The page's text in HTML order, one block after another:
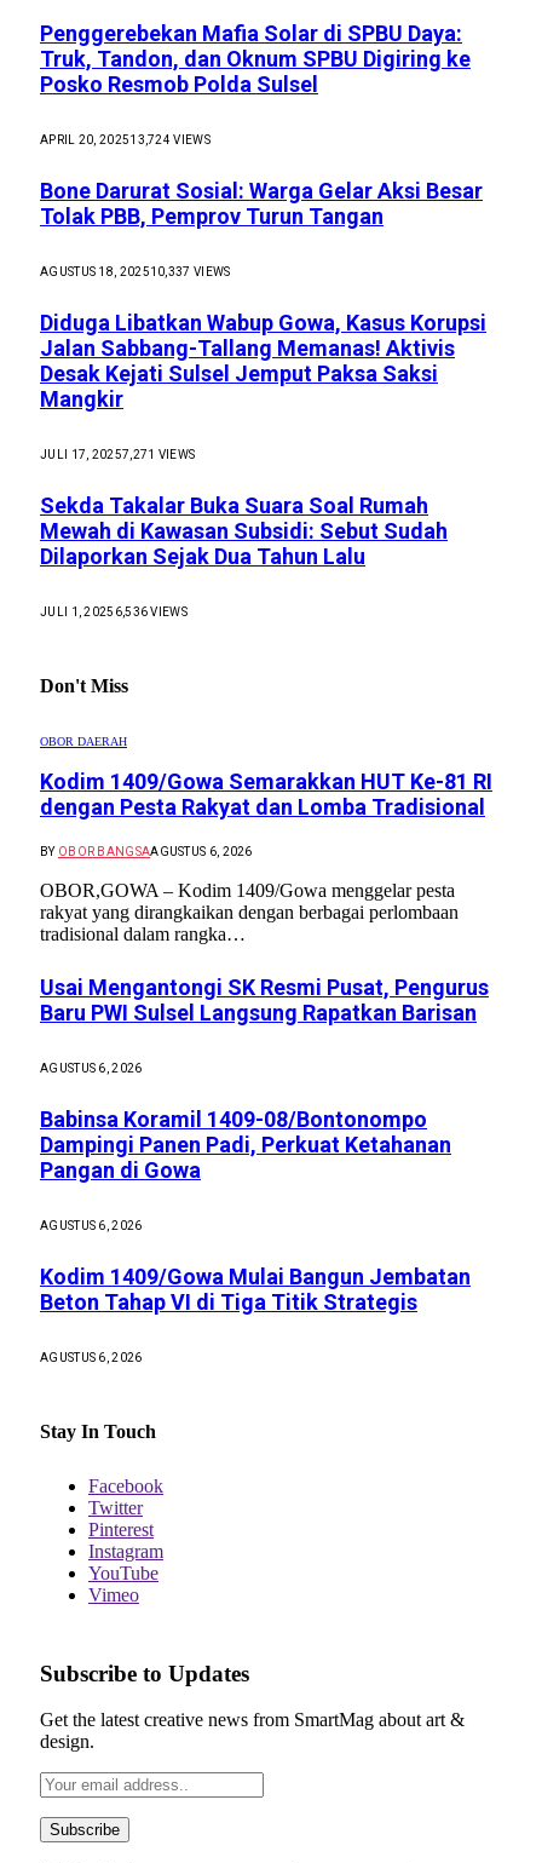
Penggerebekan Mafia Solar di SPBU Daya:
Truk, Tandon, dan Oknum SPBU Digiring ke
Posko Resmob Polda Sulsel
APRIL 20, 202513,724VIEWS
Bone Darurat Sosial: Warga Gelar Aksi Besar
Tolak PBB, Pemprov Turun Tangan
AGUSTUS 18, 202510,337 VIEWS
Diduga Libatkan Wabup Gowa, Kasus Korupsi
Jalan Sabbang-Tallang Memanas! Aktivis
Desak Kejati Sulsel Jemput Paksa Saksi
Mangkir
JULI 17, 20257,271 VIEWS
Sekda Takalar Buka Suara Soal Rumah
Mewah di Kawasan Subsidi: Sebut Sudah
Dilaporkan Sejak Dua Tahun Lalu
JULI 1, 2025 6,536VIEWS
Don't Miss
OBOR DAERAH
Kodim 1409/Gowa Semarakkan HUT Ke-81 RI
dengan Pesta Rakyat dan Lomba Tradisional
BY OBOR BANGSAAGUSTUS 6, 2026
OBOR,GOWA – Kodim 1409/Gowa menggelar pesta
rakyat yang dirangkaikan dengan berbagai perlombaan
tradisional dalam rangka…
Usai Mengantongi SK Resmi Pusat, Pengurus
Baru PWI Sulsel Langsung Rapatkan Barisan
AGUSTUS 6, 2026
Babinsa Koramil 1409-08/Bontonompo
Dampingi Panen Padi, Perkuat Ketahanan
Pangan di Gowa
AGUSTUS 6, 2026
Kodim 1409/Gowa Mulai Bangun Jembatan
Beton Tahap VI di Tiga Titik Strategis
AGUSTUS 6, 2026
Stay In Touch
Facebook
Twitter
Pinterest
Instagram
YouTube
Vimeo
Subscribe to Updates
Get the latest creative news from SmartMag about art &
design.